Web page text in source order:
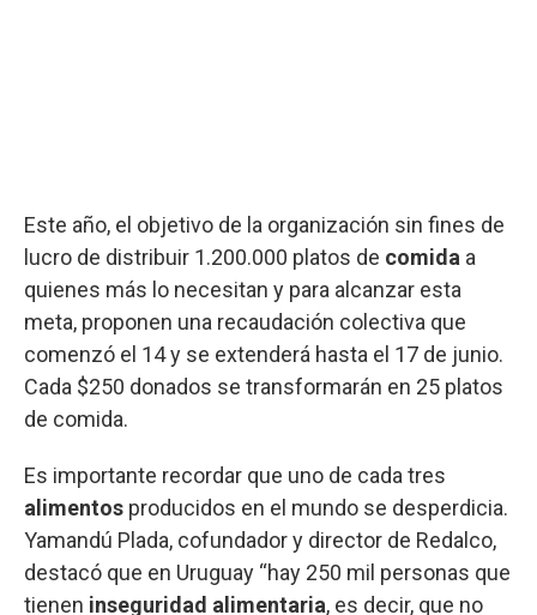
Este año, el objetivo de la organización sin fines de
lucro de distribuir 1.200.000 platos de comida a
quienes más lo necesitan y para alcanzar esta
meta, proponen una recaudación colectiva que
comenzó el 14 y se extenderá hasta el 17 de junio.
Cada $250 donados se transformarán en 25 platos
de comida.
Es importante recordar que uno de cada tres
alimentos producidos en el mundo se desperdicia.
Yamandú Plada, cofundador y director de Redalco,
destacó que en Uruguay “hay 250 mil personas que
tienen inseguridad alimentaria, es decir, que no